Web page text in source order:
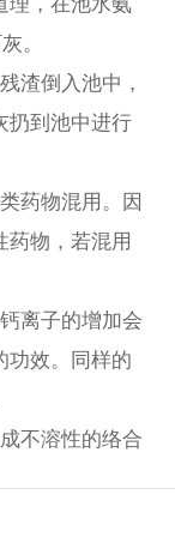
。
渣倒入池中，
扔到池中进行
药物混用。因
药物，若混用
离子的增加会
功效。同样的
不溶性的络合
需特别的注